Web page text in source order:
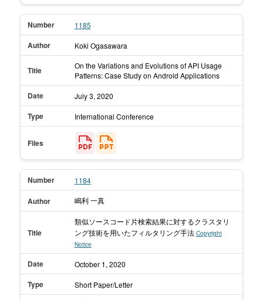
Number 1185
Author Koki Ogasawara
Title
On the Variations and Evolutions of API Usage
Patterns: Case Study on Android Applications
Date July 3, 2020
Type International Conference
Files
Number 1184
Author 嶋利 一真
Title
類似ソースコード片検索結果に対するクラスタリ
ング技術を用いたフィルタリング手法 Copyright
Notice
Date October 1, 2020
Type Short Paper/Letter